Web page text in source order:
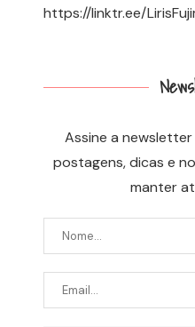
https://linktr.ee/
Assine a
postagens, dicas e
manter